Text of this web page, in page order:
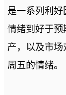
是一系列利
情绪到好于预
产，以及市
周五的情绪。